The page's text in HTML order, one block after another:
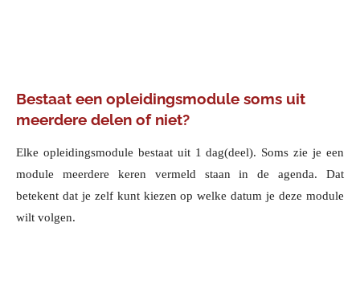
Bestaat een opleidingsmodule soms uit
meerdere delen of niet?
Elke opleidingsmodule bestaat uit 1 dag(deel). Soms zie je een
module meerdere keren vermeld staan in de agenda. Dat
betekent dat je zelf kunt kiezen op welke datum je deze module
wilt volgen.